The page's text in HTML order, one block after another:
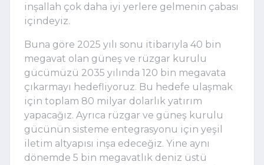
inşallah çok daha iyi yerlere gelmenin çabası
içindeyiz.
Buna göre 2025 yılı sonu itibarıyla 40 bin
megavat olan güneş ve rüzgar kurulu
gücümüzü 2035 yılında 120 bin megavata
çıkarmayı hedefliyoruz. Bu hedefe ulaşmak
için toplam 80 milyar dolarlık yatırım
yapacağız. Ayrıca rüzgar ve güneş kurulu
gücünün sisteme entegrasyonu için yeşil
iletim altyapısı inşa edeceğiz. Yine aynı
dönemde 5 bin megavatlık deniz üstü